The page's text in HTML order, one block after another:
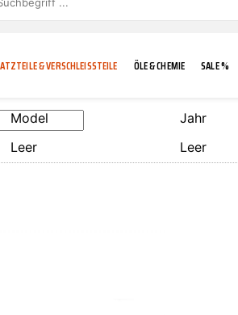
& VERSCHLEISSTEILE ÖLE & CHEMIE SALE %
KÜHLERGRILL
CARCARE
FROSTSCHUTZ
ADDINOL
Model
Leer
Jahr
Leer